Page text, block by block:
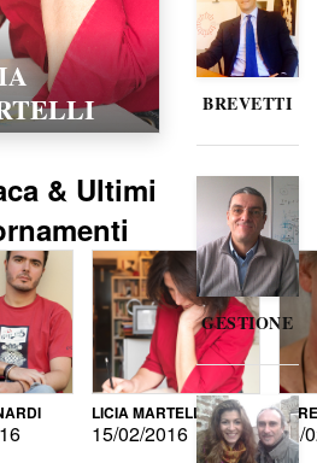
& Ultimi
LICIA MARTELLI
15/02/2016 15/
BREVETTI
GESTIONE